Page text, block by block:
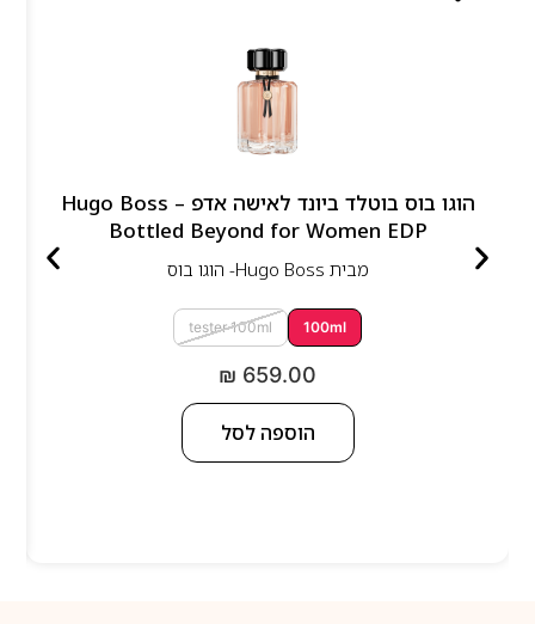
הוגו בוס בוטלד ביונד לאישה אדפ – Hugo Boss
Bottled Beyond for Women EDP
מבית Hugo Boss- הוגו בוס
100ml
tester 100ml
₪ 659.00
הוספה לסל